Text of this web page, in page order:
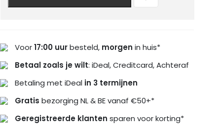
Voor17:00 uurbesteld, morgen in huis*
Betaal zoals je wilt: iDeal, Creditcard, Achteraf
Betaling met iDeal in 3 termijnen
Gratis bezorging NL & BE vanaf €50+*
Geregistreerde klanten sparen voor korting*